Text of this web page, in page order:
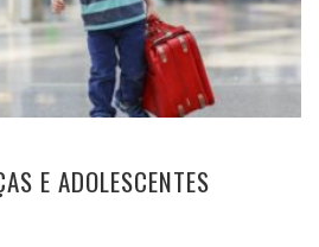
E ADOLESCENTES